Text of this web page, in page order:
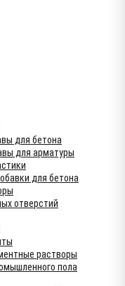
для бетона
для арматуры
для бетона
отверстий
растворы
пола